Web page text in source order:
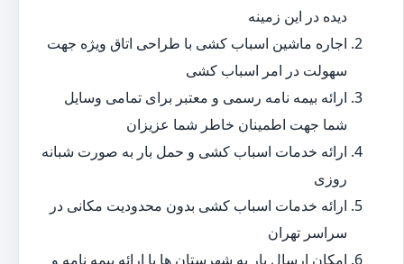
دیده در این زمینه
اجاره ماشین اسباب کشی با طراحی اتاق ویژه جهت
سهولت در امر اسباب کشی
ارائه بیمه نامه رسمی و معتبر برای تمامی وسایل
شما جهت اطمینان خاطر شما عزیزان
ارائه خدمات اسباب کشی و حمل بار به صورت شبانه
روزی
ارائه خدمات اسباب کشی بدون محدودیت مکانی در
سراسر تهران
امکان ارسال بار به شهرستان ها با ارائه بیمه نامه و